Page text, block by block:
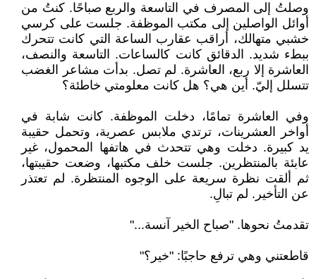
‏وصلتُ إلى المصرف في التاسعة والربع صباحًا. كنتُ من
أوائل الواصلين إلى مكتب الموظفة. جلست على كرسي
خشبي متهالك، أراقب عقارب الساعة التي كانت تتحرك
ببطء شديد. الدقائق كانت كالساعات. التاسعة والنصف،
العاشرة إلا ربع، العاشرة. لم تصل. بدأت مشاعر الغضب
تتسلل إليّ. أين هي؟ هل كانت معلومتي خاطئة؟
‏وفي العاشرة تمامًا، دخلت الموظفة. كانت شابة في
أواخر العشرينات، ترتدي ملابس عصرية، وتحمل حقيبة
يد كبيرة. دخلت وهي تتحدث في هاتفها المحمول، غير
عابئة بالمنتظرين. جلست خلف مكتبها، وضعت حقيبتها،
ثم ألقت نظرة سريعة على الوجوه المنتظرة. لم تعتذر
عن التأخير. لم تبالِ.
‏تقدمتُ نحوها. "صباح الخير آنسة..."
‏قاطعتني وهي ترفع حاجبًا: "خير؟"